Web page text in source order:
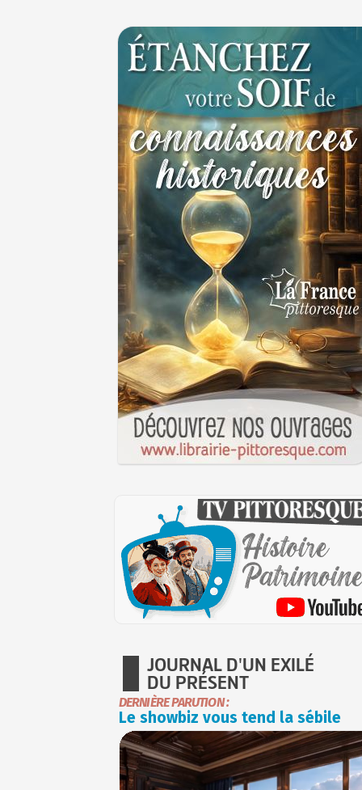
JOURNAL D'UN EXILÉ
DU PRÉSENT
DERNIÈRE PARUTION :
Le showbiz vous tend la sébile